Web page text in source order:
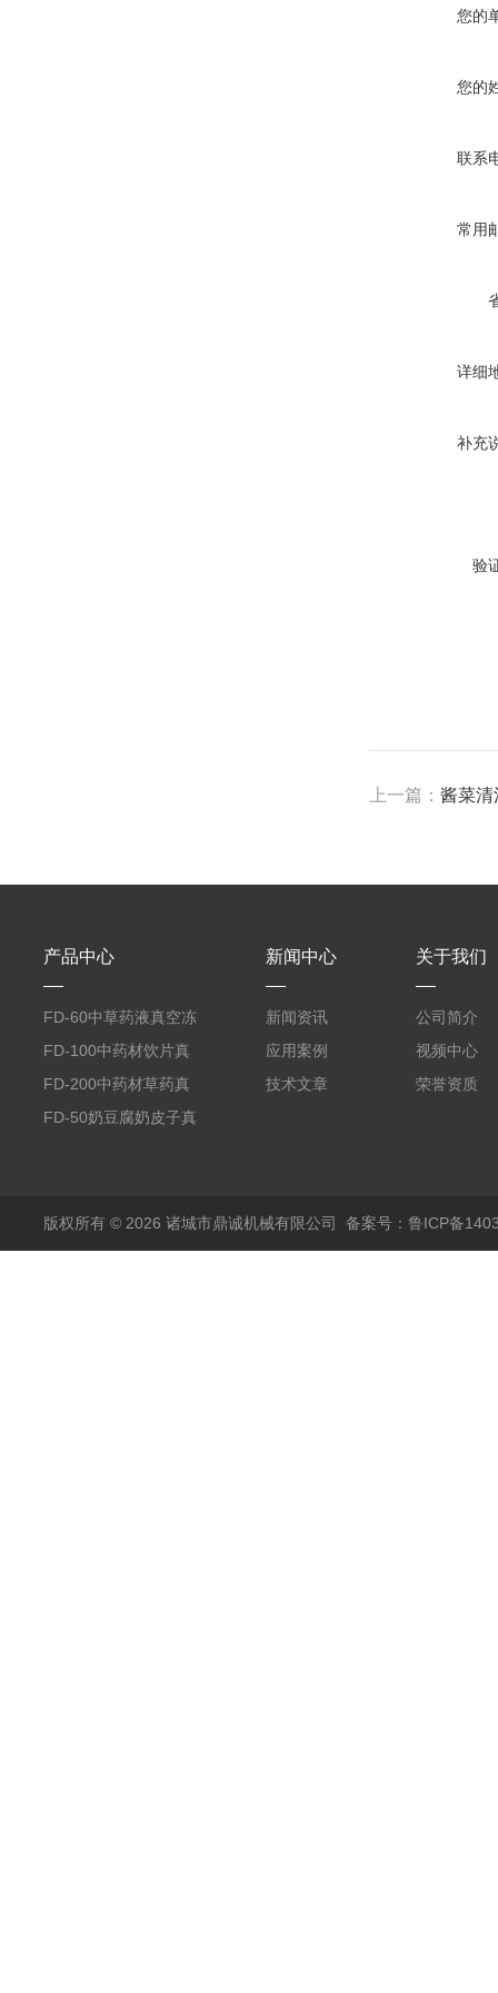
您的
您的
联系
常用
详细
补充
验
上一篇：酱菜清
产品中心
FD-60中草药液真空冻
干机
FD-100中药材饮片真
空冻干机
FD-200中药材草药真
空冻干机
FD-50奶豆腐奶皮子真
新闻中心
新闻资讯
应用案例
技术文章
关于我们
公司简介
视频中心
荣誉资质
版权所有 © 2026 诸城市鼎诚机械有限公司 备案号：鲁ICP备